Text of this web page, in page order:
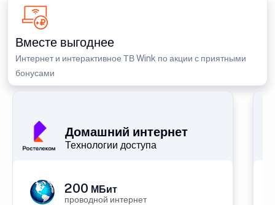
Вместе выгоднее
Интернет и интерактивное ТВ Wink по акции с приятными
бонусами
Домашний интернет
Технологии доступа
200 МБит
проводной интернет